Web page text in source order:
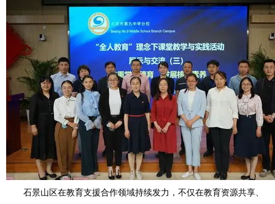
石景山区在教育支援合作领域持续发力，不仅在教育资源共享、